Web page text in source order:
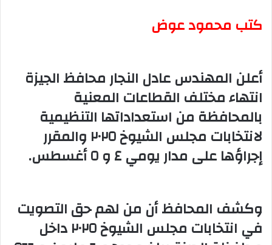
كتب محمود عوض
أعلن المهندس عادل النجار محافظ الجيزة
انتهاء مختلف القطاعات المعنية
بالمحافظة من استعداداتها التنظيمية
لانتخابات مجلس الشيوخ ٢٠٢٥ والمقرر
إجراؤها على مدار يومي ٤ و ٥ أغسطس.
وكشف المحافظ أن من لهم حق التصويت
في انتخابات مجلس الشيوخ ٢٠٢٥ داخل